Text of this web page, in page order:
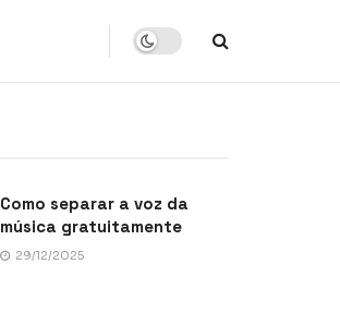
Como separar a voz da
música gratuitamente
29/12/2025